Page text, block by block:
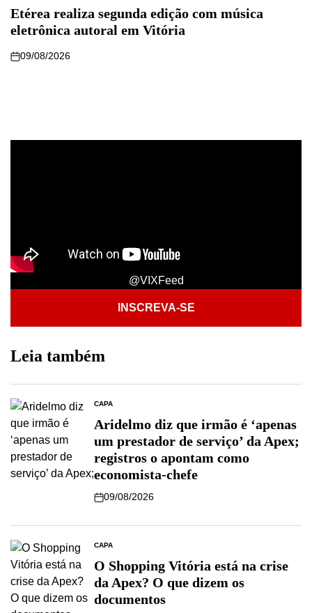
Etérea realiza segunda edição com música
eletrônica autoral em Vitória
09/08/2026
@VIXFeed
INSCREVA-SE
Leia também
CAPA
Aridelmo diz que irmão é ‘apenas
um prestador de serviço’ da Apex;
registros o apontam como
economista-chefe
09/08/2026
CAPA
O Shopping Vitória está na crise
da Apex? O que dizem os
documentos